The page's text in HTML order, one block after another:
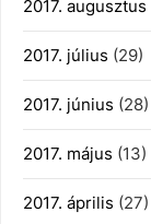
2017. augusztus
2017. július (29)
2017. június (28)
2017. május (13)
2017. április (27)